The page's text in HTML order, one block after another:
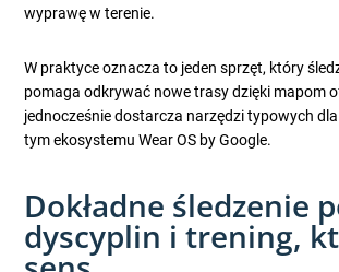
wyprawę w terenie.
W praktyce oznacza to jeden sprzęt, który
pomaga odkrywać nowe trasy dzięki mapom
jednocześnie dostarcza narzędzi typowych
tym ekosystemu Wear OS by Google.
Dokładne śledzenie
dyscyplin i trening,